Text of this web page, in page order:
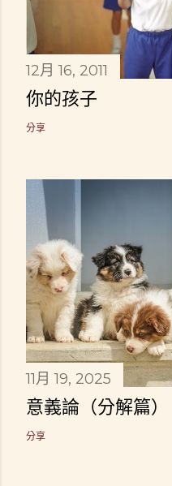
12月 16, 2011
你的孩子
分享
11月 19, 2025
意義論（分解篇）
分享